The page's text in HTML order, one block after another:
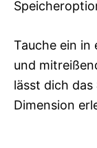
Tauche ein in
und
lässt dich das
Dimension